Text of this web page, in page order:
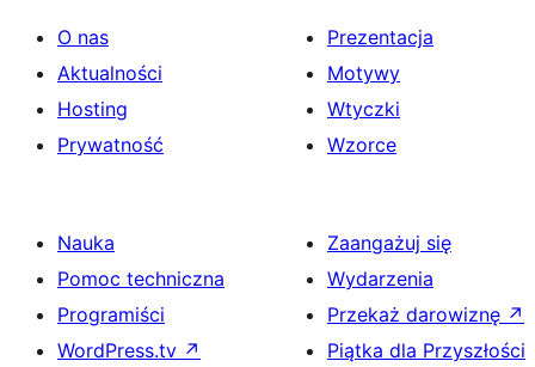
O nas
Aktualności
Hosting
Prywatność
Prezentacja
Motywy
Wtyczki
Wzorce
Nauka
Pomoc techniczna
Programiści
WordPress.tv ↗
Zaangażuj się
Wydarzenia
Przekaż darowiznę ↗
Piątka dla Przyszłości